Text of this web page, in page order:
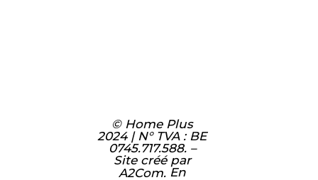
© Home Plus
2024 | N° TVA : BE
0745.717.588. –
Site créé par
A2Com.En